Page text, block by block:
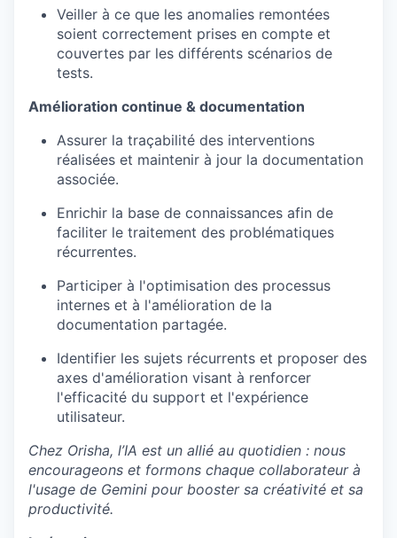
Veiller à ce que les anomalies remontées
soient correctement prises en compte et
couvertes par les différents scénarios de
tests.
Amélioration continue & documentation
Assurer la traçabilité des interventions
réalisées et maintenir à jour la documentation
associée.
Enrichir la base de connaissances afin de
faciliter le traitement des problématiques
récurrentes.
Participer à l'optimisation des processus
internes et à l'amélioration de la
documentation partagée.
Identifier les sujets récurrents et proposer des
axes d'amélioration visant à renforcer
l'efficacité du support et l'expérience
utilisateur.
Chez Orisha, l’IA est un allié au quotidien : nous
encourageons et formons chaque collaborateur à
l'usage de Gemini pour booster sa créativité et sa
productivité.